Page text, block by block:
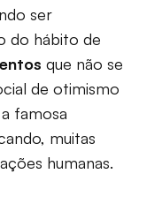
ser
do hábito de
que não se
de otimismo
famosa
muitas
humanas.